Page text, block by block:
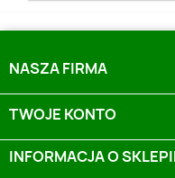
NASZA FIRMA
TWOJE KONTO
INFORMACJA O